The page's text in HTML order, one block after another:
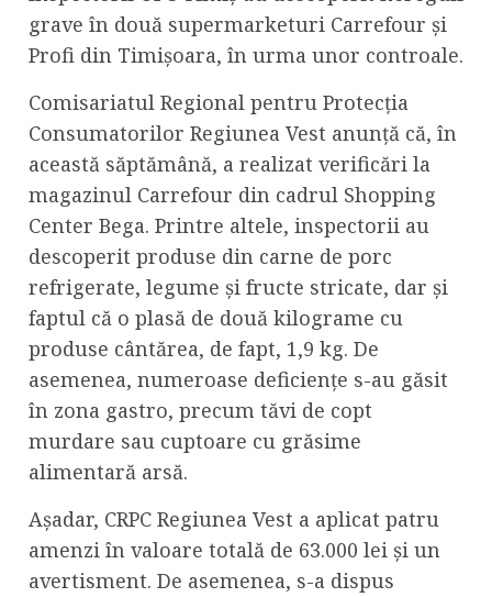
grave în două supermarketuri Carrefour și
Profi din Timișoara, în urma unor controale.
Comisariatul Regional pentru Protecția
Consumatorilor Regiunea Vest anunță că, în
această săptămână, a realizat verificări la
magazinul Carrefour din cadrul Shopping
Center Bega. Printre altele, inspectorii au
descoperit produse din carne de porc
refrigerate, legume și fructe stricate, dar și
faptul că o plasă de două kilograme cu
produse cântărea, de fapt, 1,9 kg. De
asemenea, numeroase deficiențe s-au găsit
în zona gastro, precum tăvi de copt
murdare sau cuptoare cu grăsime
alimentară arsă.
Așadar, CRPC Regiunea Vest a aplicat patru
amenzi în valoare totală de 63.000 lei și un
avertisment. De asemenea, s-a dispus